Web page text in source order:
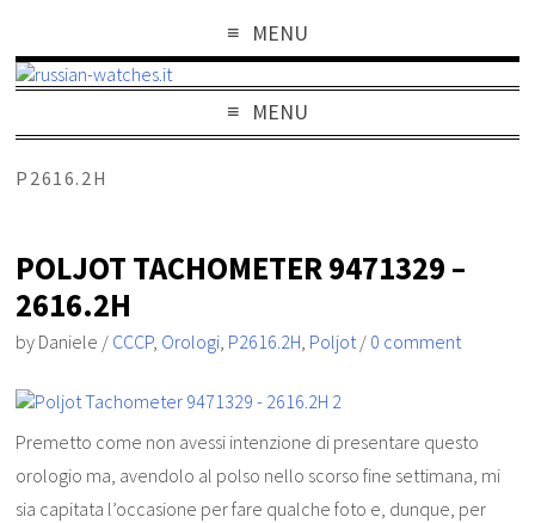
MENU
MENU
P2616.2H
POLJOT TACHOMETER 9471329 –
2616.2H
by Daniele / CCCP, Orologi, P2616.2H, Poljot/ 0 comment
Premetto come non avessi intenzione di presentare questo
orologio ma, avendolo al polso nello scorso fine settimana, mi
sia capitata l’occasione per fare qualche foto e, dunque, per